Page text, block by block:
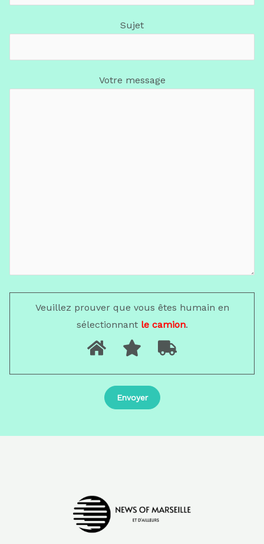
Sujet
Votre message
Veuillez prouver que vous êtes humain en
sélectionnantle camion.